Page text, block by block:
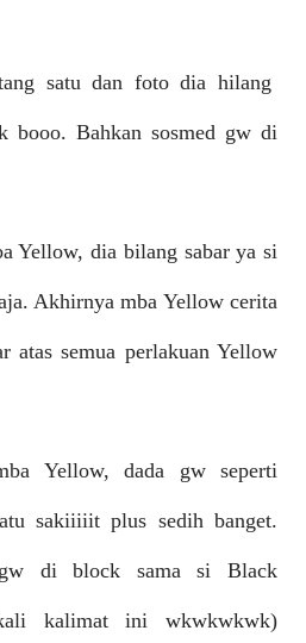
satu dan foto dia hilang
booo. Bahkan sosmed gw di
Yellow, dia bilang sabar ya si
Akhirnya mba Yellow cerita
atas semua perlakuan Yellow
Yellow, dada gw seperti
sakiiiiit plus sedih banget.
di block sama si Black
kalimat ini wkwkwkwk)